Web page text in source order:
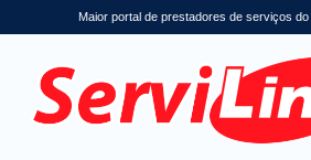
Maior portal de prestadores de serviços do